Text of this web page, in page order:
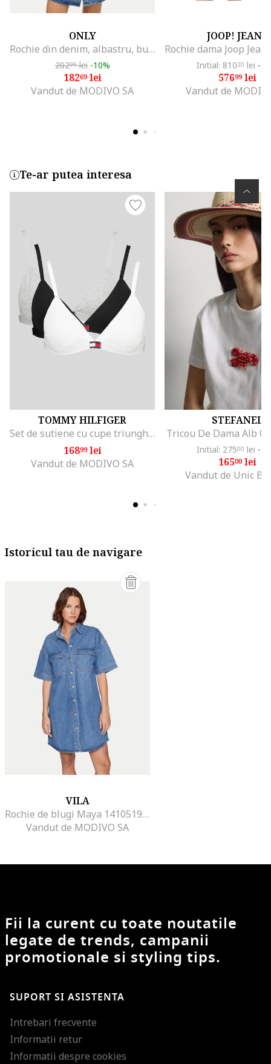
ONLY
Rochie din denim, albastru, bumbac organic, maneci scurte, croiala lejera
20299lei -10%
18269lei
Vandut de MODIVO SA
JOOP! JEANS
Initial: 81020 lei -
57699lei
Vandut de
Te-ar putea interesa
TOMMY HILFIGER
Set de sutiene cu cupe triunghiulare si detaliu logo - 3 perechi, Alb/Negru/Gri melange
16899lei
Vandut de MODIVO SA
STEFANEL
Tricou De Dama Alb
Initial: 27500 lei -
16500lei
Vandut de Unic
Istoricul tau de navigare
VILA
Rochie de blugi Maya 14105190 Albastru Regular Fit, Bumbac
Vandut de MODIVO SA
Fii la curent cu toate noutatile
legate de trends, campanii
promotionale si styling tips.
SUPORT SI ASISTENTA
Intrebari frecvente
Informatii retur
Informatii despre cookies